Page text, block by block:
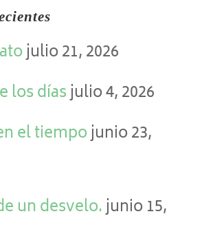
julio 21, 2026
los díasjulio 4, 2026
el tiempojunio 23,
un desvelo.junio 15,